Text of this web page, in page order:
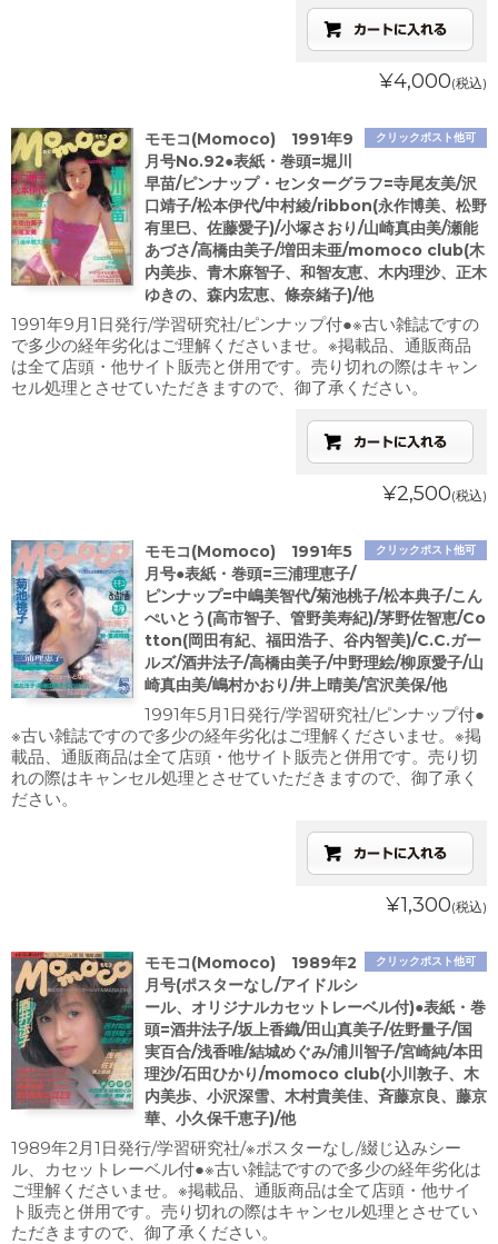
¥4,000(税込)
クリックポスト他可
モモコ(Momoco) 1991年9
月号No.92●表紙・巻頭=堀川
早苗/ピンナップ・センターグラフ=寺尾友美/沢
口靖子/松本伊代/中村綾/ribbon(永作博美、松野
有里巳、佐藤愛子)/小塚さおり/山崎真由美/瀬能
あづさ/高橋由美子/増田未亜/momoco club(木
内美歩、青木麻智子、和智友恵、木内理沙、正木
ゆきの、森内宏恵、條奈緒子)/他
1991年9月1日発行/学習研究社/ピンナップ付●※古い雑誌ですの
で多少の経年劣化はご理解くださいませ。※掲載品、通販商品
は全て店頭・他サイト販売と併用です。売り切れの際はキャン
セル処理とさせていただきますので、御了承ください。
¥2,500(税込)
クリックポスト他可
モモコ(Momoco) 1991年5
月号●表紙・巻頭=三浦理恵子/
ピンナップ=中嶋美智代/菊池桃子/松本典子/こん
ぺいとう(高市智子、管野美寿紀)/茅野佐智恵/Co
tton(岡田有紀、福田浩子、谷内智美)/C.C.ガー
ルズ/酒井法子/高橋由美子/中野理絵/柳原愛子/山
崎真由美/嶋村かおり/井上晴美/宮沢美保/他
1991年5月1日発行/学習研究社/ピンナップ付●
※古い雑誌ですので多少の経年劣化はご理解くださいませ。※掲
載品、通販商品は全て店頭・他サイト販売と併用です。売り切
れの際はキャンセル処理とさせていただきますので、御了承く
ださい。
¥1,300(税込)
クリックポスト他可
モモコ(Momoco) 1989年2
月号(ポスターなし/アイドルシ
ール、オリジナルカセットレーベル付)●表紙・巻
頭=酒井法子/坂上香織/田山真美子/佐野量子/国
実百合/浅香唯/結城めぐみ/浦川智子/宮崎純/本田
理沙/石田ひかり/momoco club(小川敦子、木
内美歩、小沢深雪、木村貴美佳、斉藤京良、藤京
華、小久保千恵子)/他
1989年2月1日発行/学習研究社/※ポスターなし/綴じ込みシー
ル、カセットレーベル付●※古い雑誌ですので多少の経年劣化は
ご理解くださいませ。※掲載品、通販商品は全て店頭・他サイ
ト販売と併用です。売り切れの際はキャンセル処理とさせてい
ただきますので、御了承ください。